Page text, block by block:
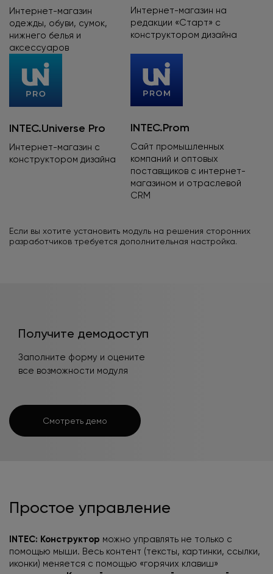
Интернет-магазин
одежды, обуви, сумок,
нижнего белья и
аксессуаров
Интернет-магазин на
редакции «Старт» с
конструктором дизайна
INTEC.Universe Pro
Интернет-магазин с
конструктором дизайна
INTEC.Prom
Сайт промышленных
компаний и оптовых
поставщиков с интернет-
магазином и отраслевой
CRM
Если вы хотите установить модуль на решения сторонних
разработчиков требуется дополнительная настройка.
Получите демодоступ
Заполните форму и оцените
все возможности модуля
Смотреть демо
Простое управление
INTEC: Конструктор можно управлять не только с
помощью мыши. Весь контент (тексты, картинки, ссылки,
иконки) меняется с помощью «горячих клавиш»